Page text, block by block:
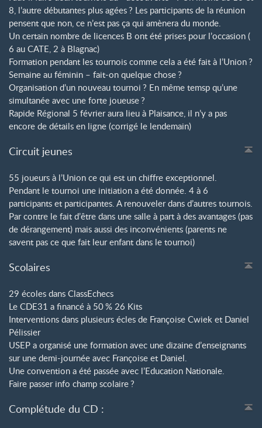
8, l’autre débutantes plus agées? Les participants de la réunion
pensent que non, ce n’est pas ça qui amènera du monde.
Un certain nombre de licences B ont été prises pour l’occasion (
6 au CATE, 2 à Blagnac)
Formation pendant les tournois comme cela a été fait à l’Union?
Semaine au féminin – fait-on quelque chose?
Organisation d’un nouveau tournoi ? En même temsp qu’une
simultanée avec une forte joueuse?
Rapide Régional 5 février aura lieu à Plaisance, il n’y a pas
encore de détails en ligne (corrigé le lendemain)
Circuit jeunes
55 joueurs à l’Union ce qui est un chiffre exceptionnel.
Pendant le tournoi une initiation a été donnée. 4 à 6
participants et participantes. A renouveler dans d’autres tournois.
Par contre le fait d’être dans une salle à part à des avantages (pas
de dérangement) mais aussi des inconvénients (parents ne
savent pas ce que fait leur enfant dans le tournoi)
Scolaires
29 écoles dans ClassEchecs
Le CDE31 a financé à 50% 26 Kits
Interventions dans plusieurs écles de Françoise Cwiek et Daniel
Pélissier
USEP a organisé une formation avec une dizaine d’enseignants
sur une demi-journée avec Françoise et Daniel.
Une convention a été passée avec l’Education Nationale.
Faire passer info champ scolaire?
Complétude du CD :